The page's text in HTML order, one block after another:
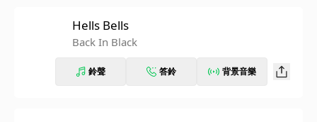
Hells Bells
Back In Black
鈴聲 答鈴 背景音樂